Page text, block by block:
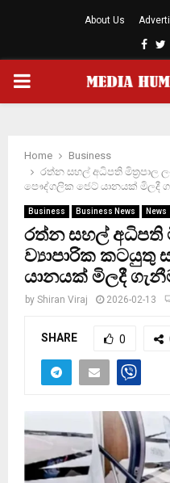
About Us
PRIMARY
Home
Business
රත්න සහල් අධිපති මිත්‍රපාල
පෞද්ගලික ජෙට් යානයක් මිලදී
Business Business News News
රත්න සහල් අධිපති
ව්‍යාපාරික කටයුතු
යානයක් මිලදී
by Shiran Viraj 2026-02-13
SHARE 0